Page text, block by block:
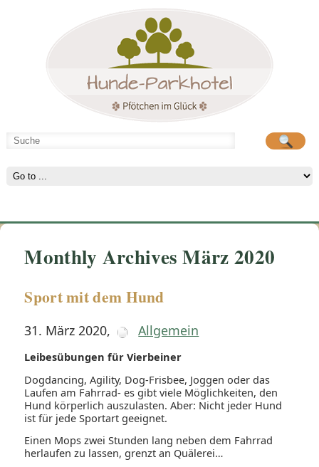
Hunde-Parkhotel
Monthly Archives März 2020
Sport mit dem Hund
31. März 2020, Allgemein
Leibesübungen für Vierbeiner
Dogdancing, Agility, Dog-Frisbee, Joggen oder das
Laufen am Fahrrad- es gibt viele Möglichkeiten, den
Hund körperlich auszulasten. Aber: Nicht jeder Hund
ist für jede Sportart geeignet.
Einen Mops zwei Stunden lang neben dem Fahrrad
herlaufen zu lassen, grenzt an Quälerei…